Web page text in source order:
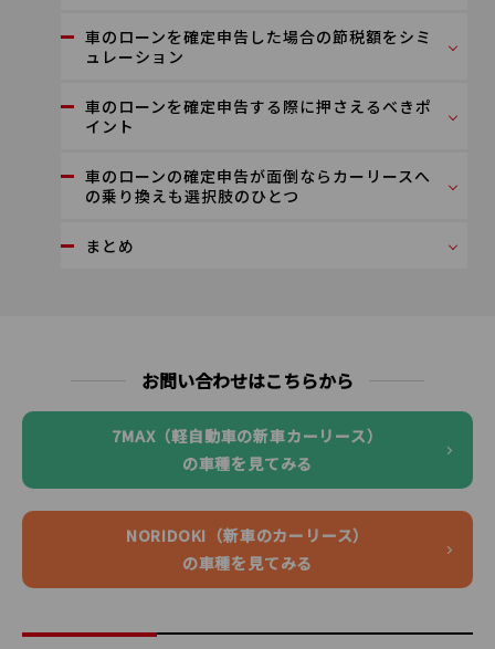
車のローンを確定申告した場合の節税額をシミ
ュレーション
車のローンを確定申告する際に押さえるべきポ
イント
車のローンの確定申告が面倒ならカーリースへ
の乗り換えも選択肢のひとつ
まとめ
お問い合わせはこちらから
7MAX（軽自動車の新車カーリース）
の車種を見てみる
NORIDOKI（新車のカーリース）
の車種を見てみる